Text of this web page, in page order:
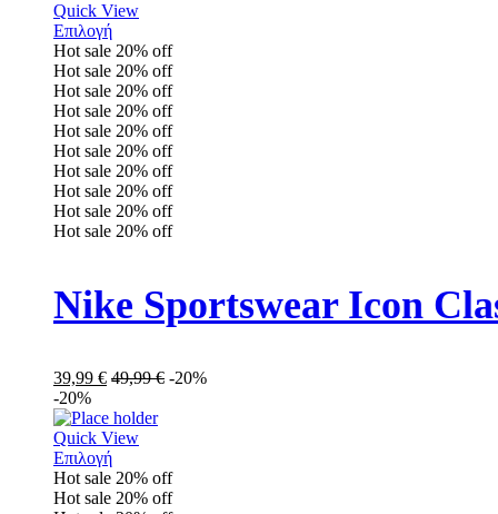
Quick View
Επιλογή
Hot sale 20% off
Hot sale 20% off
Hot sale 20% off
Hot sale 20% off
Hot sale 20% off
Hot sale 20% off
Hot sale 20% off
Hot sale 20% off
Hot sale 20% off
Hot sale 20% off
Nike Sportswear Icon
39,99 € 49,99€ -20%
-20%
Quick View
Επιλογή
Hot sale 20% off
Hot sale 20% off